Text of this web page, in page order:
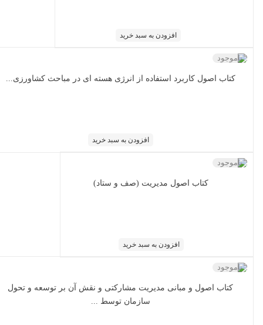
افزودن به سبد خرید
کتاب اصول کاربرد استفاده از انرژی هسته ای در مباحث کشاورزی...
ناموجود
افزودن به سبد خرید
کتاب اصول مدیریت (صف و ستاد)
ناموجود
افزودن به سبد خرید
کتاب اصول و مبانی مدیریت مشارکتی و نقش آن بر توسعه و تحول
سازمان توسط ...
ناموجود